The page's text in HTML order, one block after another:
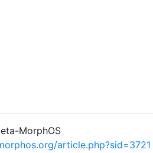
MorphOS
article.php?sid=3721